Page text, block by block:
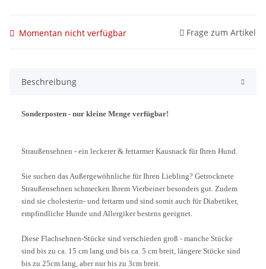
Momentan nicht verfügbar Frage zum Artikel
Beschreibung
Sonderposten - nur kleine Menge verfügbar!
Straußensehnen - ein leckerer & fettarmer Kausnack für Ihren Hund.
Sie suchen das Außergewöhnliche für Ihren Liebling? Getrocknete
Straußensehnen schmecken Ihrem Vierbeiner besonders gut. Zudem
sind sie cholesterin- und fettarm und sind somit auch für Diabetiker,
empfindliche Hunde und Allergiker bestens geeignet.
Diese Flachsehnen-Stücke sind verschieden groß - manche Stücke
sind bis zu ca. 15 cm lang und bis ca. 5 cm breit, längere Stücke sind
bis zu 25cm lang, aber nur bis zu 3cm breit.